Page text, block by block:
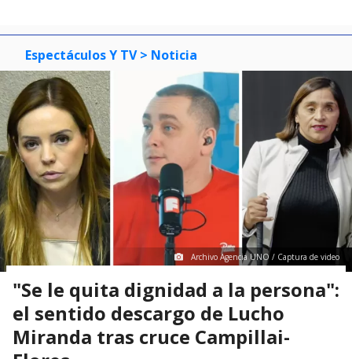
Espectáculos Y TV > Noticia
Archivo Agencia UNO / Captura de video
"Se le quita dignidad a la persona":
el sentido descargo de Lucho
Miranda tras cruce Campillai-